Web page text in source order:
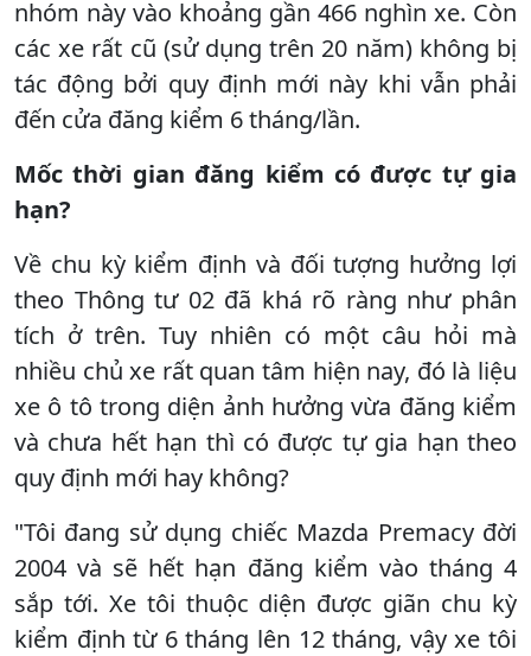
nhóm này vào khoảng gần 466 nghìn xe. Còn
các xe rất cũ (sử dụng trên 20 năm) không bị
tác động bởi quy định mới này khi vẫn phải
đến cửa đăng kiểm 6 tháng/lần.
Mốc thời gian đăng kiểm có được tự gia
hạn?
Về chu kỳ kiểm định và đối tượng hưởng lợi
theo Thông tư 02 đã khá rõ ràng như phân
tích ở trên. Tuy nhiên có một câu hỏi mà
nhiều chủ xe rất quan tâm hiện nay, đó là liệu
xe ô tô trong diện ảnh hưởng vừa đăng kiểm
và chưa hết hạn thì có được tự gia hạn theo
quy định mới hay không?
"Tôi đang sử dụng chiếc Mazda Premacy đời
2004 và sẽ hết hạn đăng kiểm vào tháng 4
sắp tới. Xe tôi thuộc diện được giãn chu kỳ
kiểm định từ 6 tháng lên 12 tháng, vậy xe tôi